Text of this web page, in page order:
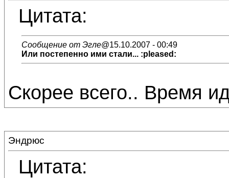
Цитата:
Сообщение от Эгле@15.10.2007 - 00:49
Или постепенно ими стали... :pleased:
Скорее всего.. Время
Эндрюс
Цитата: